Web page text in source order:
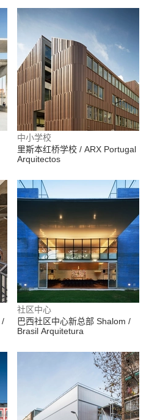
中小学校
里斯本红桥学校 / ARX Portugal
Arquitectos
社区中心
巴西社区中心新总部 Shalom /
Brasil Arquitetura